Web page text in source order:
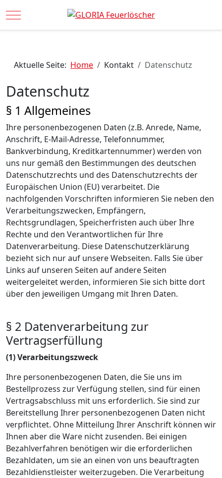
Mobile Menu Toggle
Aktuelle Seite: Home Kontakt Datenschutz
Datenschutz
§ 1 Allgemeines
Ihre personenbezogenen Daten (z.B. Anrede, Name,
Anschrift, E-Mail-Adresse, Telefonnummer,
Bankverbindung, Kreditkartennummer) werden von
uns nur gemäß den Bestimmungen des deutschen
Datenschutzrechts und des Datenschutzrechts der
Europäischen Union (EU) verarbeitet. Die
nachfolgenden Vorschriften informieren Sie neben den
Verarbeitungszwecken, Empfängern,
Rechtsgrundlagen, Speicherfristen auch über Ihre
Rechte und den Verantwortlichen für Ihre
Datenverarbeitung. Diese Datenschutzerklärung
bezieht sich nur auf unsere Webseiten. Falls Sie über
Links auf unseren Seiten auf andere Seiten
weitergeleitet werden, informieren Sie sich bitte dort
über den jeweiligen Umgang mit Ihren Daten.
§ 2 Datenverarbeitung zur
Vertragserfüllung
(1) Verarbeitungszweck
Ihre personenbezogenen Daten, die Sie uns im
Bestellprozess zur Verfügung stellen, sind für einen
Vertragsabschluss mit uns erforderlich. Sie sind zur
Bereitstellung Ihrer personenbezogenen Daten nicht
verpflichtet. Ohne Mitteilung Ihrer Anschrift können wir
Ihnen aber die Ware nicht zusenden. Bei einigen
Bezahlverfahren benötigen wir die erforderlichen
Bezahldaten, um sie an einen von uns beauftragten
Bezahldienstleister weiterzugeben. Die Verarbeitung